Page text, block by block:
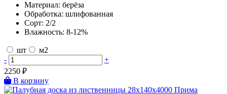
Материал: берёза
Обработка: шлифованная
Сорт: 2/2
Влажность: 8-12%
шт
м2
-
+
2250 ₽
В корзину